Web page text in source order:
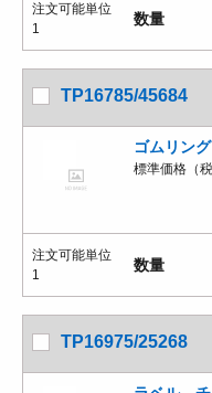
注文可能単位
1
数量
TP16785/45684
ゴムリン
標準価格（
注文可能単位
1
数量
TP16975/25268